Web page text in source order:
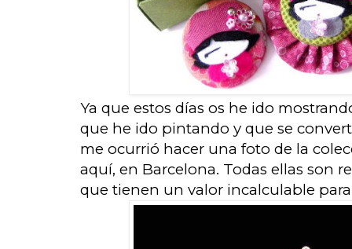
Ya que estos días os he ido
que he ido pintando y que se
me ocurrió hacer una foto de la
aquí, en Barcelona. Todas ellas son
que tienen un valor incalculable